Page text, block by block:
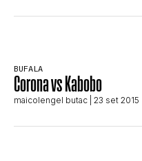
BUFALA
Corona vs Kabobo
maicolengel butac | 23 set 2015